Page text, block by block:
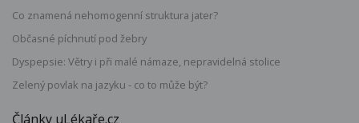
Co znamená nehomogenní struktura jater?
Občasné píchnutí pod žebry
Dyspepsie: Větry i při malé námaze, nepravidelná stolice
Zelený povlak na jazyku - co to může být?
Články uLékaře.cz